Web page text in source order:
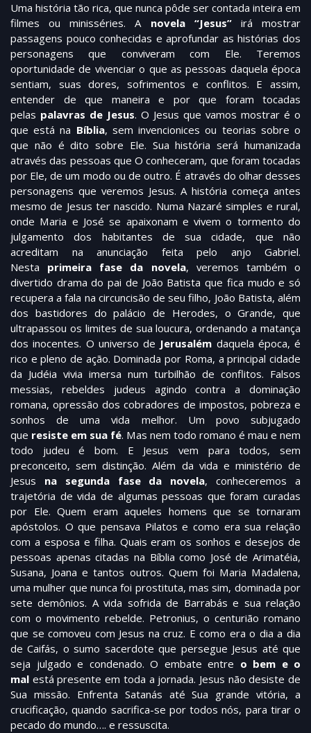
Uma história tão rica, que nunca pôde ser contada inteira em
filmes ou minisséries. A novela “Jesus”irá mostrar
passagens pouco conhecidas e aprofundar as histórias dos
personagens que conviveram com Ele. Teremos
oportunidade de vivenciar o que as pessoas daquela época
sentiam, suas dores, sofrimentos e conflitos. E assim,
entender de que maneira e por que foram tocadas
pelas palavras de Jesus. O Jesus que vamos mostrar é o
que está na Bíblia, sem invencionices ou teorias sobre o
que não é dito sobre Ele. Sua história será humanizada
através das pessoas que O conheceram, que foram tocadas
por Ele, de um modo ou de outro. É através do olhar desses
personagens que veremos Jesus. A história começa antes
mesmo de Jesus ter nascido. Numa Nazaré simples e rural,
onde Maria e José se apaixonam e vivem o tormento do
julgamento dos habitantes de sua cidade, que não
acreditam na anunciação feita pelo anjo Gabriel.
Nesta primeira fase da novela, veremos também o
divertido drama do pai de João Batista que fica mudo e só
recupera a fala na circuncisão de seu filho, João Batista, além
dos bastidores do palácio de Herodes, o Grande, que
ultrapassou os limites de sua loucura, ordenando a matança
dos inocentes. O universo de Jerusalém daquela época, é
rico e pleno de ação. Dominada por Roma, a principal cidade
da Judéia vivia imersa num turbilhão de conflitos. Falsos
messias, rebeldes judeus agindo contra a dominação
romana, opressão dos cobradores de impostos, pobreza e
sonhos de uma vida melhor. Um povo subjugado
que resiste em sua fé. Mas nem todo romano é mau e nem
todo judeu é bom. E Jesus vem para todos, sem
preconceito, sem distinção. Além da vida e ministério de
Jesus na segunda fase da novela, conheceremos a
trajetória de vida de algumas pessoas que foram curadas
por Ele. Quem eram aqueles homens que se tornaram
apóstolos. O que pensava Pilatos e como era sua relação
com a esposa e filha. Quais eram os sonhos e desejos de
pessoas apenas citadas na Bíblia como José de Arimatéia,
Susana, Joana e tantos outros. Quem foi Maria Madalena,
uma mulher que nunca foi prostituta, mas sim, dominada por
sete demônios. A vida sofrida de Barrabás e sua relação
com o movimento rebelde. Petronius, o centurião romano
que se comoveu com Jesus na cruz. E como era o dia a dia
de Caifás, o sumo sacerdote que persegue Jesus até que
seja julgado e condenado. O embate entre o bem e o
mal está presente em toda a jornada. Jesus não desiste de
Sua missão. Enfrenta Satanás até Sua grande vitória, a
crucificação, quando sacrifica-se por todos nós, para tirar o
pecado do mundo…. e ressuscita.